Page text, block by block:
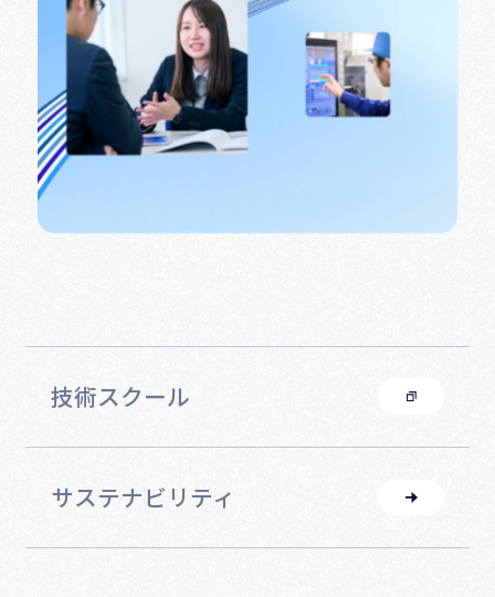
まっすぐ、誠実に
モノづくりに向きあう。
さらに広げ、 世界を笑顔にする
技術スクール
サステナビリティ